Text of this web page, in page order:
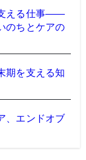
支える仕事――
のちとケアの
期を支える知
、エンドオブ